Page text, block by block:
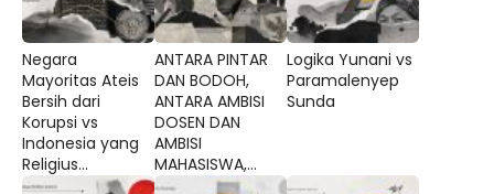
Negara
Mayoritas Ateis
Bersih dari
Korupsi vs
Indonesia yang
Religius...
ANTARA PINTAR
DAN BODOH,
ANTARA AMBISI
DOSEN DAN
AMBISI
MAHASISWA,...
Logika Yunani vs
Paramalenyep
Sunda